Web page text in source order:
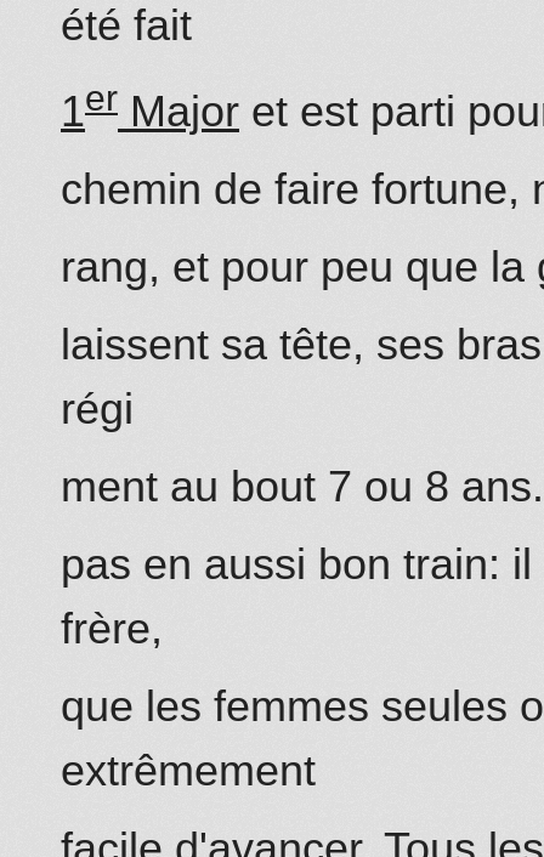
été fait
1er Major et est parti
chemin de faire fortune,
rang, et pour peu que
laissent sa tête, ses
régi
ment au bout 7 ou 8
pas en aussi bon train:
frère,
que les femmes seules
extrêmement